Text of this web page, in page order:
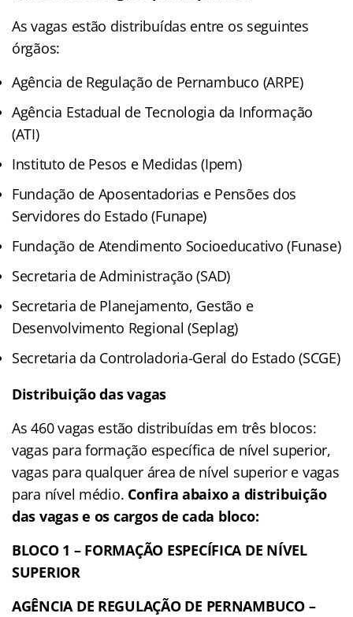
As vagas estão distribuídas entre os seguintes
órgãos:
Agência de Regulação de Pernambuco (ARPE)
Agência Estadual de Tecnologia da Informação
(ATI)
Instituto de Pesos e Medidas (Ipem)
Fundação de Aposentadorias e Pensões dos
Servidores do Estado (Funape)
Fundação de Atendimento Socioeducativo (Funase)
Secretaria de Administração (SAD)
Secretaria de Planejamento, Gestão e
Desenvolvimento Regional (Seplag)
Secretaria da Controladoria-Geral do Estado (SCGE)
Distribuição das vagas
As 460 vagas estão distribuídas em três blocos:
vagas para formação específica de nível superior,
vagas para qualquer área de nível superior e vagas
para nível médio. Confira abaixo a distribuição
das vagas e os cargos de cada bloco:
BLOCO 1 – FORMAÇÃO ESPECÍFICA DE NÍVEL
SUPERIOR
AGÊNCIA DE REGULAÇÃO DE PERNAMBUCO –